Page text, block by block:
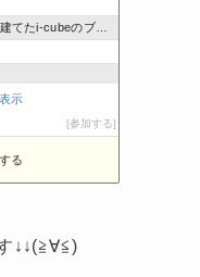
たi-cubeのブログ
示
参加する
る
↓↓(≧∀≦)